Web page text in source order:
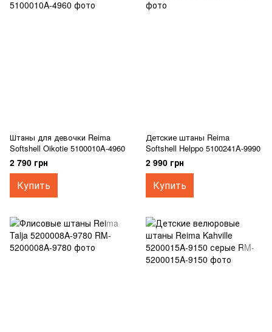
Штаны для девочки Reima
Softshell Oikotie 5100010A-4960
2 790 грн
Купить
Детские штаны Reima
Softshell Helppo 5100241A-9990
2 990 грн
Купить